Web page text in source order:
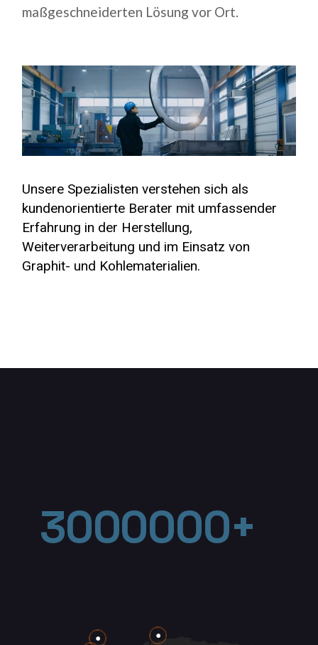
maßgeschneiderten Lösung vor Ort.
Unsere Spezialisten verstehen sich als
kundenorientierte Berater mit umfassender
Erfahrung in der Herstellung,
Weiterverarbeitung und im Einsatz von
Graphit- und Kohlematerialien.
3000000+